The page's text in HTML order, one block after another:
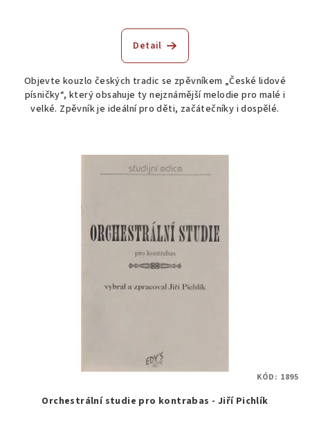
Detail
Objevte kouzlo českých tradic se zpěvníkem „České lidové
písničky“, který obsahuje ty nejznámější melodie pro malé i
velké. Zpěvník je ideální pro děti, začátečníky i dospělé.
Orchestrální studie pro kontrabas - Jiří Pichlík
KÓD: 1895